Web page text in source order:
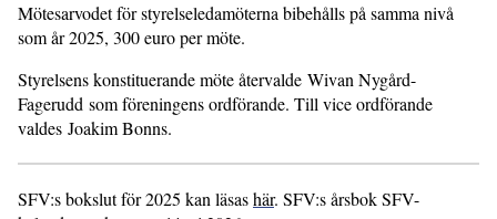
Mötesarvodet för styrelseledamöterna bibehålls på samma nivå
som år 2025, 300 euro per möte.
Styrelsens konstituerande möte återvalde Wivan Nygård-
Fagerudd som föreningens ordförande. Till vice ordförande
valdes Joakim Bonns.
SFV:s bokslut för 2025 kan läsashär. SFV:s årsbok SFV-